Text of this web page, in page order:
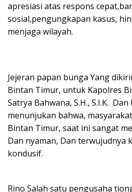
apresiasi atas respons
sosial,pengungkapan kasus,
menjaga wilayah.
Jejeran papan bunga Yang
Bintan Timur, untuk Kapolres
Satrya Bahwana, S.H., S.I.K.
menunjukan bahwa,
Bintan Timur, saat ini sangat
Dan nyaman, Dan terwujudnya
kondusif.
Rino Salah satu pengusaha